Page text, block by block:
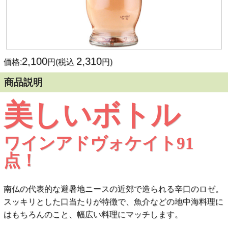
価格:2,100円(税込 2,310円)
商品説明
美しいボトル
ワインアドヴォケイト91
点！
南仏の代表的な避暑地ニースの近郊で造られる辛口のロゼ。
スッキリとした口当たりが特徴で、魚介などの地中海料理に
はもちろんのこと、幅広い料理にマッチします。